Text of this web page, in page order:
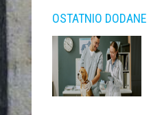
OSTATNIO DODANE